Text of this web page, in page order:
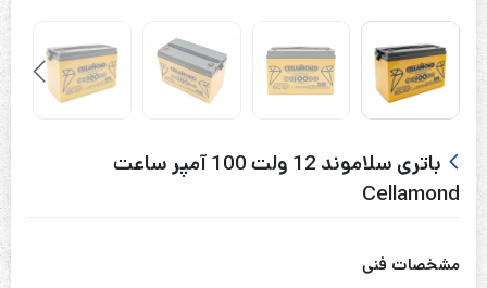
باتری سلاموند 12 ولت 100 آمپر ساعت
Cellamond
مشخصات فنی